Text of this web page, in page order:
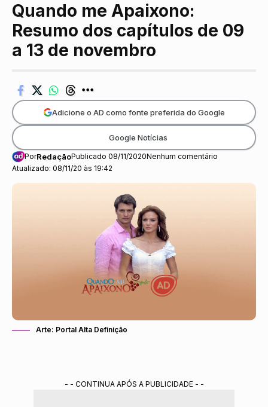
Quando me Apaixono:
Resumo dos capítulos de 09
a 13 de novembro
Atualizado: 08/11/20 às 19:42
PorRedaçãoPublicado 08/11/2020Nenhum comentário
Adicione o AD como fonte preferida do Google
Google Notícias
Arte: Portal Alta Definição
- - CONTINUA APÓS A PUBLICIDADE - -